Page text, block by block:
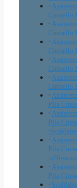
Cinisello
Cinisello
Cinisello
Cinisello
Cinisello
Pila
Pila
Pila
Pila